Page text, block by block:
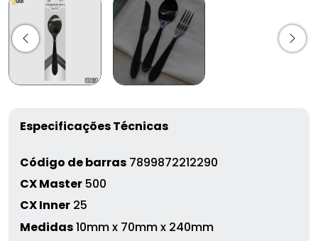
Especificações Técnicas
Código de barras 7899872212290
CX Master 500
CX Inner 25
Medidas10mm x 70mm x 240mm